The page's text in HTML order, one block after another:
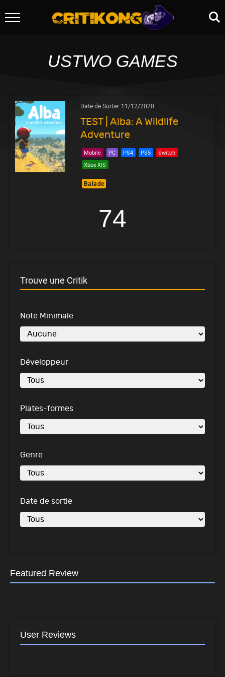
USTWO GAMES
Date de Sortie: 11/12/2020
TEST | Alba: A Wildlife
Adventure
Mobile PC PS4 PS5
Switch
Xbox X|S
Balade
74
Trouve une Critik
Note Minimale
Développeur
Plates-formes
Genre
Date de sortie
Featured Review
User Reviews